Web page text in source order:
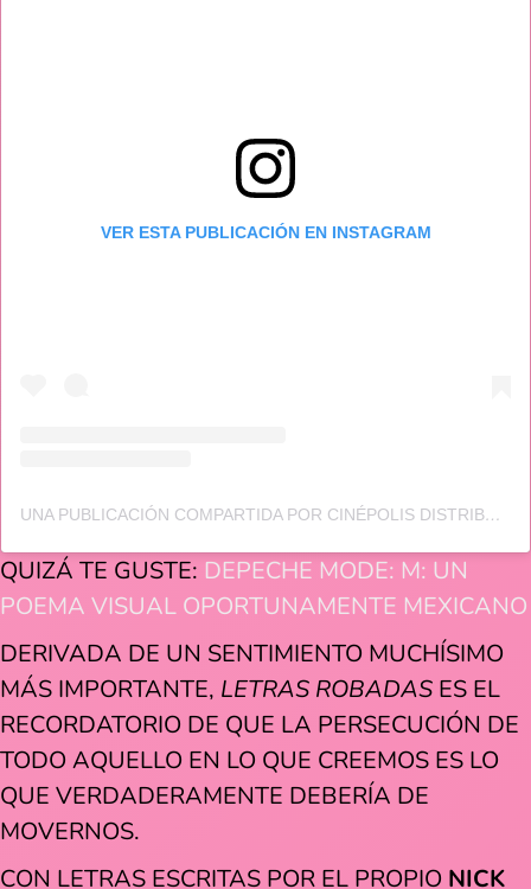
VER ESTA PUBLICACIÓN EN INSTAGRAM
UNA PUBLICACIÓN COMPARTIDA POR CINÉPOLIS DISTRIBUCIÓN (@CINEPOLISDISTRIBUCION)
QUIZÁ TE GUSTE: DEPECHE MODE: M: UN
POEMA VISUAL OPORTUNAMENTE MEXICANO
DERIVADA DE UN SENTIMIENTO MUCHÍSIMO
MÁS IMPORTANTE, LETRAS ROBADAS ES EL
RECORDATORIO DE QUE LA PERSECUCIÓN DE
TODO AQUELLO EN LO QUE CREEMOS ES LO
QUE VERDADERAMENTE DEBERÍA DE
MOVERNOS.
CON LETRAS ESCRITAS POR EL PROPIO NICK